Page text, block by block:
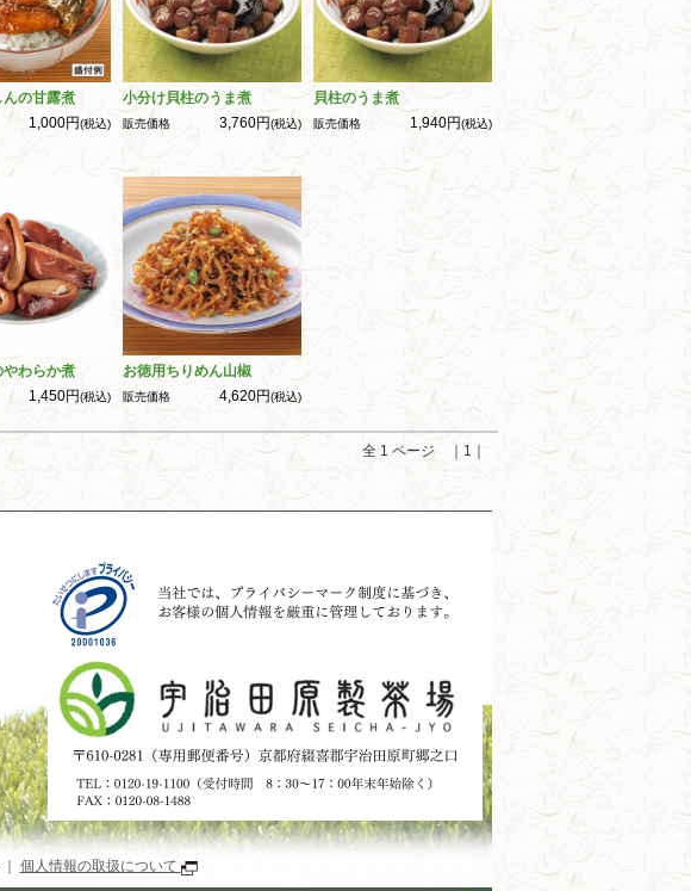
の甘露煮
1,000円(税込)
小分け貝柱のうま煮
販売価格 3,760円(税込)
貝柱のうま煮
販売価格 1,940円(税込)
やわらか煮
1,450円(税込)
お徳用ちりめん山椒
販売価格 4,620円(税込)
全 1 ページ ｜1｜
個人情報の取扱について